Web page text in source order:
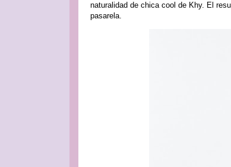
naturalidad de chica cool de Khy. El
pasarela.